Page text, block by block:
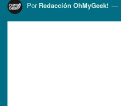
Por Redacción OhMyGeek!